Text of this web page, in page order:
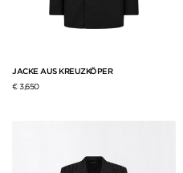
JACKE AUS KREUZKÖPER
€ 3,650